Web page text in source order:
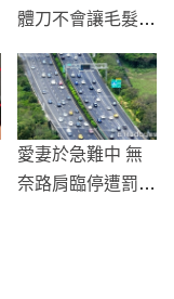
體刀不會讓毛髮變
「毛髮倒生」困擾
愛妻於急難中 無
奈路肩臨停遭罰，